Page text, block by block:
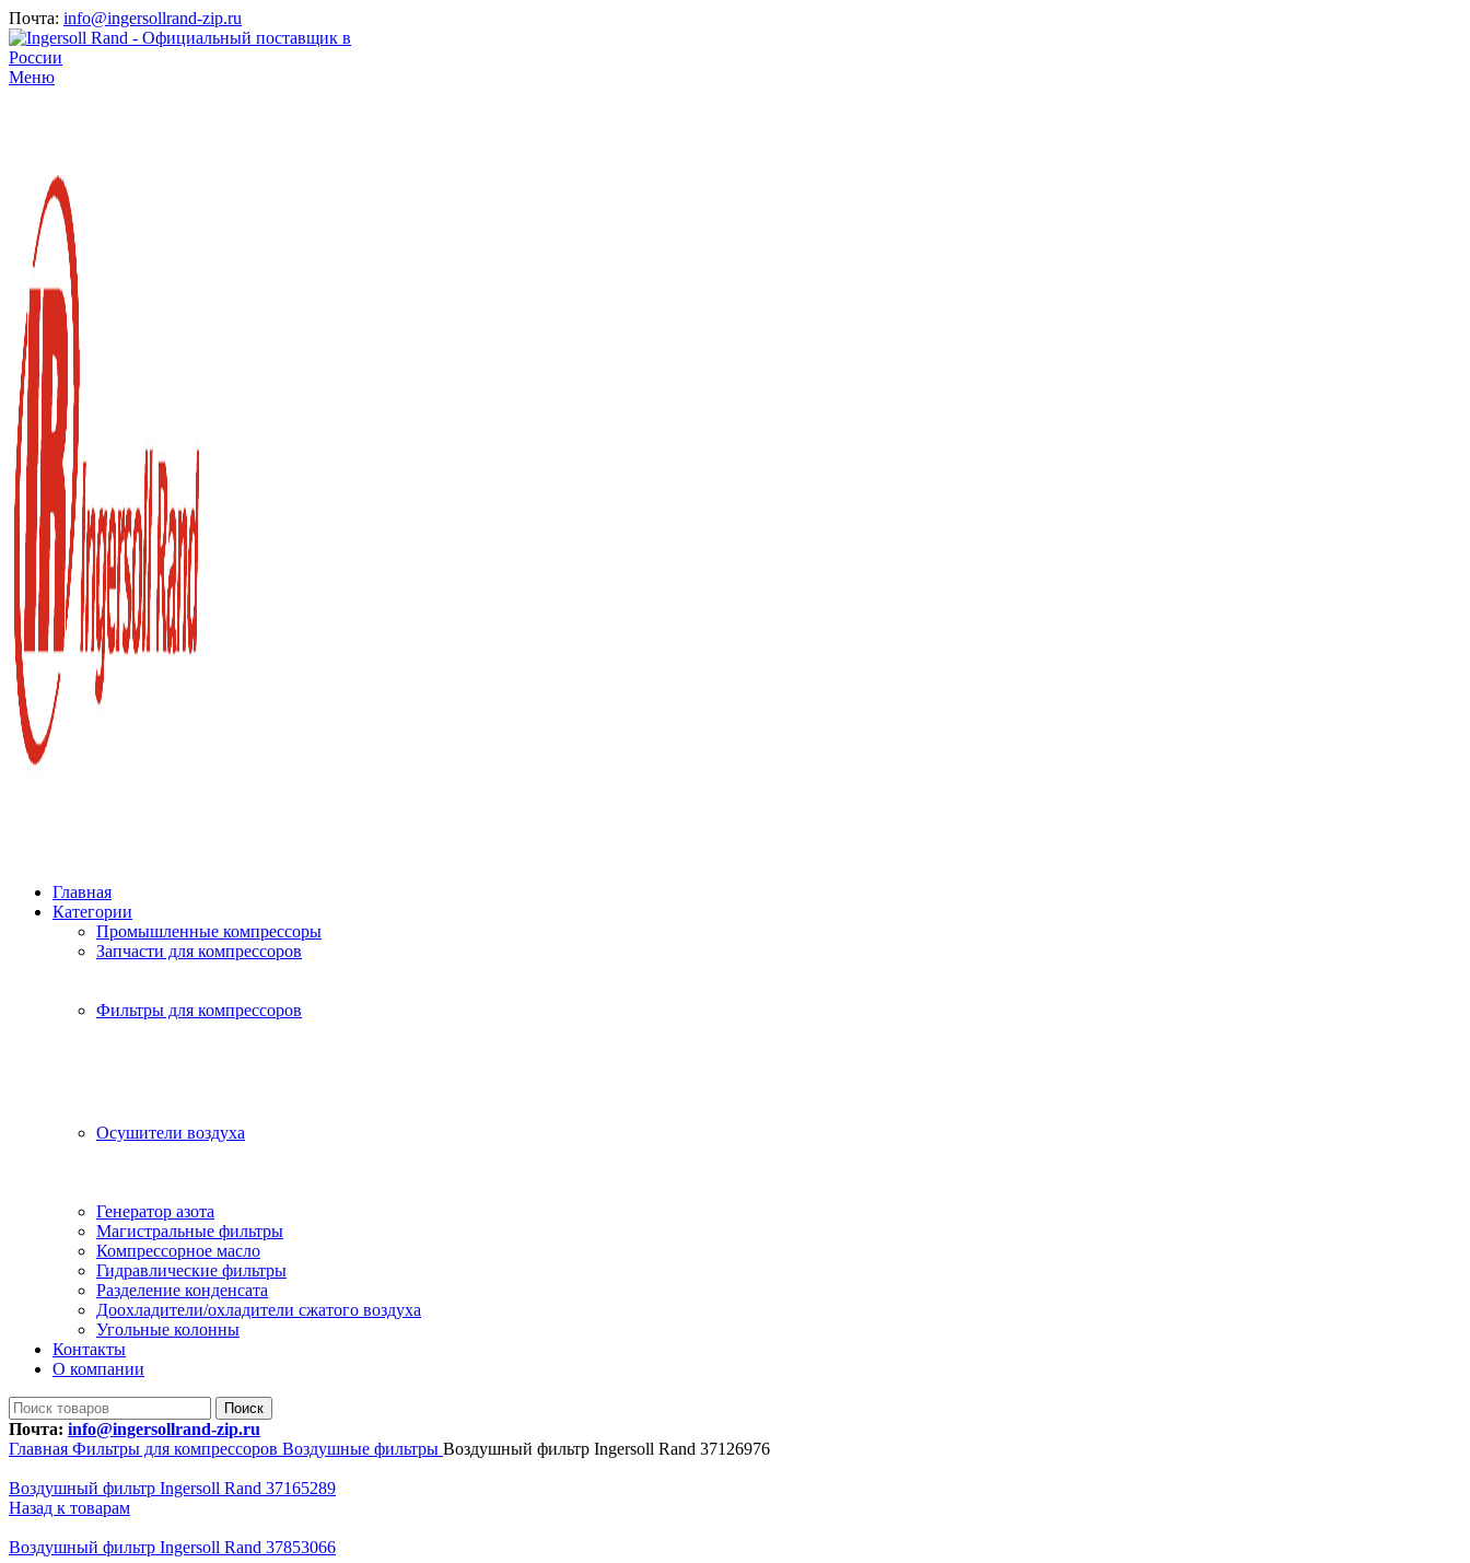
Почта: info@ingersollrand-zip.ru
Меню
Главная
Категории
Промышленные компрессоры
Запчасти для компрессоров
Фильтры для компрессоров
Осушители воздуха
Генератор азота
Магистральные фильтры
Компрессорное масло
Гидравлические фильтры
Разделение конденсата
Доохладители/охладители сжатого воздуха
Угольные колонны
Контакты
О компании
Поиск
Почта: info@ingersollrand-zip.ru
Главная Фильтры для компрессоров Воздушные фильтры Воздушный фильтр Ingersoll Rand 37126976
Воздушный фильтр Ingersoll Rand 37165289
Назад к товарам
Воздушный фильтр Ingersoll Rand 37853066